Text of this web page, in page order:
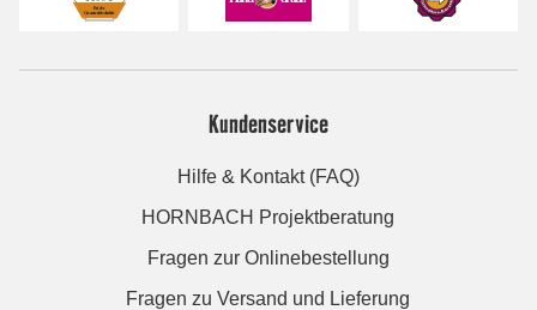
Kundenservice
Hilfe & Kontakt (FAQ)
HORNBACH Projektberatung
Fragen zur Onlinebestellung
Fragen zu Versand und Lieferung